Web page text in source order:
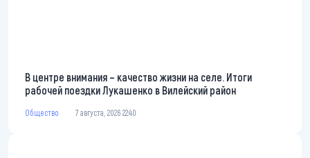
В центре внимания – качество жизни на селе. Итоги
рабочей поездки Лукашенко в Вилейский район
Общество 7 августа, 2026 22:40